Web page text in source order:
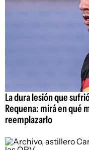
La dura lesión que
Requena: mirá en qué
reemplazarlo